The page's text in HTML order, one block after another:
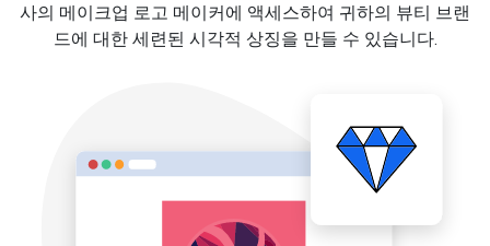
사의 메이크업 로고 메이커에 액세스하여 귀하의 뷰티 브랜
드에 대한 세련된 시각적 상징을 만들 수 있습니다.